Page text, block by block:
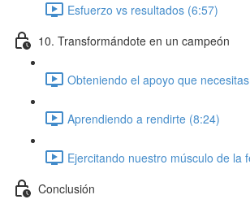
Esfuerzo vs resultados (6:57)
10. Transformándote en un campeón
Obteniendo el apoyo que
Aprendiendo a rendirte (8:24)
Ejercitando nuestro músculo de la
Conclusión